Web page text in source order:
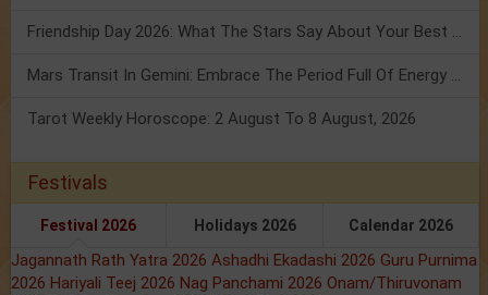
Friendship Day 2026: What The Stars Say About Your Best Friend!
Mars Transit In Gemini: Embrace The Period Full Of Energy & Intelligence
Tarot Weekly Horoscope: 2 August To 8 August, 2026
Festivals
Festival 2026 Holidays 2026 Calendar 2026
Jagannath Rath Yatra 2026 Ashadhi Ekadashi 2026 Guru Purnima
2026 Hariyali Teej 2026 Nag Panchami 2026 Onam/Thiruvonam